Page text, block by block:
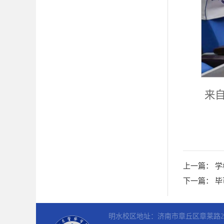
来
上一篇：
下一篇： 毕
明水校区地址：济南市章丘区章莱路